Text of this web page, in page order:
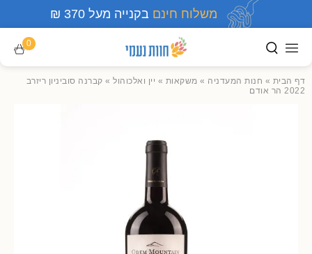
משלוח חינם בקנייה מעל 370 ₪
0
דף הבית » חנות המעדניה » משקאות » יין ואלכוהול » קברנה סוביניון ריזרב
2022 הר אודם